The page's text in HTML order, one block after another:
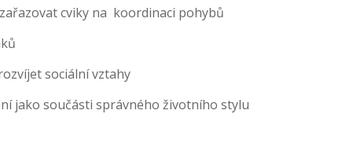
cviky na koordinaci pohybů
sociální vztahy
jako součásti správného životního stylu